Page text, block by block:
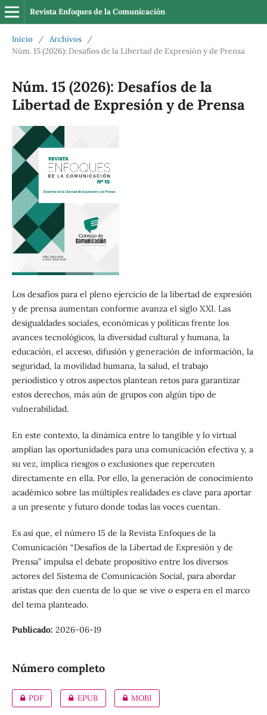
Revista Enfoques de la Comunicación
Inicio / Archivos
/
Núm. 15 (2026): Desafíos de la Libertad de Expresión y de Prensa
Núm. 15 (2026): Desafíos de la
Libertad de Expresión y de Prensa
Los desafíos para el pleno ejercicio de la libertad de expresión
y de prensa aumentan conforme avanza el siglo XXI. Las
desigualdades sociales, económicas y políticas frente los
avances tecnológicos, la diversidad cultural y humana, la
educación, el acceso, difusión y generación de información, la
seguridad, la movilidad humana, la salud, el trabajo
periodístico y otros aspectos plantean retos para garantizar
estos derechos, más aún de grupos con algún tipo de
vulnerabilidad.
En este contexto, la dinámica entre lo tangible y lo virtual
amplían las oportunidades para una comunicación efectiva y, a
su vez, implica riesgos o exclusiones que repercuten
directamente en ella. Por ello, la generación de conocimiento
académico sobre las múltiples realidades es clave para aportar
a un presente y futuro donde todas las voces cuentan.
Es así que, el número 15 de la Revista Enfoques de la
Comunicación “Desafíos de la Libertad de Expresión y de
Prensa” impulsa el debate propositivo entre los diversos
actores del Sistema de Comunicación Social, para abordar
aristas que den cuenta de lo que se vive o espera en el marco
del tema planteado.
Publicado: 2026-06-19
Número completo
PDF EPUB MOBI